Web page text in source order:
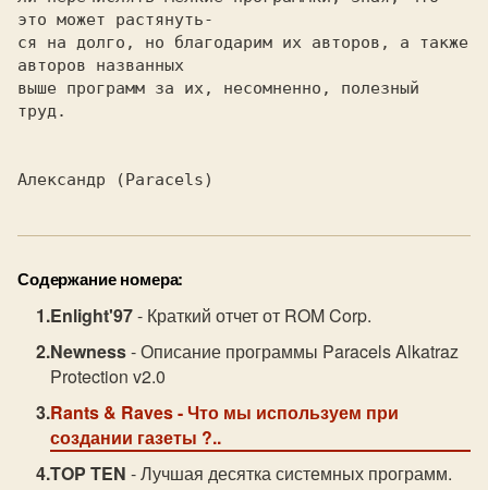
это может растянуть-
ся на долго, но благодарим их авторов, а также
авторов названных
выше программ за их, несомненно, полезный
труд.
Содержание номера:
Enlight'97- Краткий отчет от ROM Corp.
Newness- Описание программы Paracels Alkatraz
Protection v2.0
Rants & Raves- Что мы используем при
создании газеты ?..
TOP TEN - Лучшая десятка системных программ.